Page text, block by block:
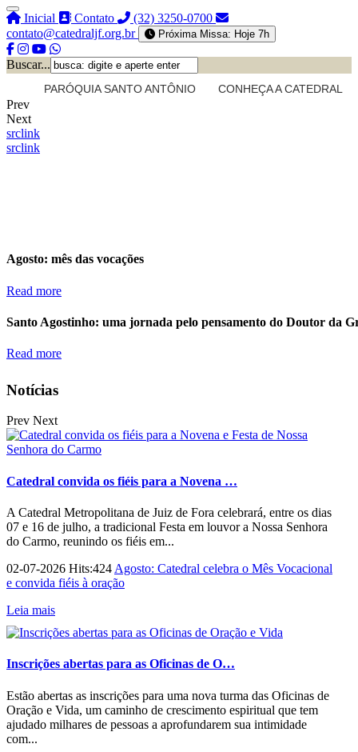
Inicial Contato
(32) 3250-0700
contato@catedraljf.org.br
Próxima Missa: Hoje 7h
Buscar...
PARÓQUIA SANTO ANTÔNIO CONHEÇA A CATEDRAL
Prev
Next
srclink
srclink
Agosto: mês das vocações
Read more
Santo Agostinho: uma jornada pelo pensamento do Doutor da
Read more
Notícias
Prev Next
Catedral convida os fiéis para a Novena …
A Catedral Metropolitana de Juiz de Fora celebrará, entre os dias
07 e 16 de julho, a tradicional Festa em louvor a Nossa Senhora
do Carmo, reunindo os fiéis em...
02-07-2026 Hits:424 Agosto: Catedral celebra o Mês Vocacional
e convida fiéis à oração
Leia mais
Inscrições abertas para as Oficinas de O…
Estão abertas as inscrições para uma nova turma das Oficinas de
Oração e Vida, um caminho de crescimento espiritual que tem
ajudado milhares de pessoas a aprofundarem sua intimidade
com...